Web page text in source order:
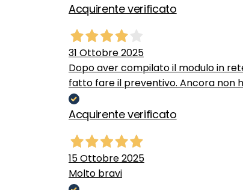
Acquirente verificato
31 Ottobre 2025
Dopo aver compilato il modulo in
fatto fare il preventivo. Ancora non
Acquirente verificato
15 Ottobre 2025
Molto bravi